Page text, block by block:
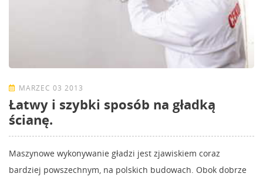
MARZEC 03 2013
Łatwy i szybki sposób na gładką
ścianę.
Maszynowe wykonywanie gładzi jest zjawiskiem coraz
bardziej powszechnym, na polskich budowach. Obok dobrze